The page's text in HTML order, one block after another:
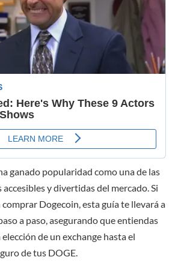
ganado popularidad como una de las
y divertidas del mercado. Si
Dogecoin, esta guía te llevará a
a paso, asegurando que entiendas
de un exchange hasta el
de tus DOGE.